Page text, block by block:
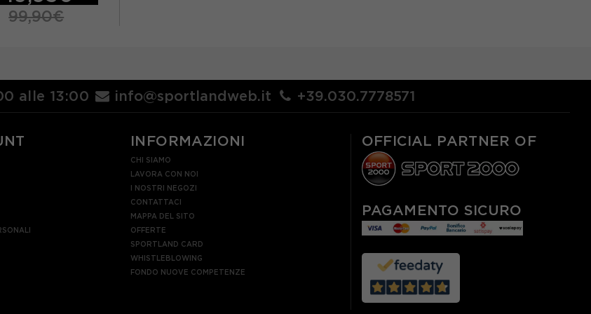
99,90€
alle 13:00 info@sportlandweb.it +39.030.7778571
INFORMAZIONI
CHI SIAMO
LAVORA CON NOI
I NOSTRI NEGOZI
CONTATTACI
MAPPA DEL SITO
OFFERTE
SPORTLAND CARD
WHISTLEBLOWING
FONDO NUOVE COMPETENZE
OFFICIAL PARTNER OF
PAGAMENTO SICURO